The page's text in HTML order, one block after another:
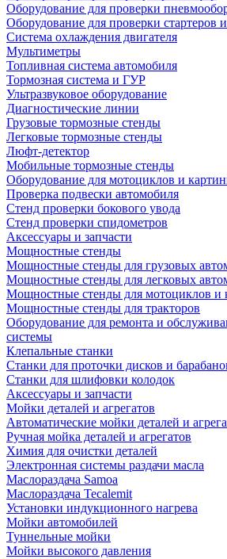
Оборудование для проверки
Оборудование для проверки стартеров
Система охлаждения двигателя
Мультиметры
Топливная система автомобиля
Тормозная система и ГУР
Ультразвуковое оборудование
Диагностические линии
Грузовые тормозные стенды
Легковые тормозные стенды
Люфт-детектор
Мобильные тормозные стенды
Оборудование для мотоциклов и
Проверка подвески автомобиля
Стенд проверки бокового увода
Стенд проверки спидометров
Аксессуары и запчасти
Мощностные стенды
Мощностные стенды для грузовых
Мощностные стенды для легковых
Мощностные стенды для мотоциклов и
Мощностные стенды для тракторов
Оборудование для ремонта и
системы
Клепальные станки
Станки для проточки дисков и
Станки для шлифовки колодок
Аксессуары и запчасти
Мойки деталей и агрегатов
Автоматические мойки деталей и
Ручная мойка деталей и агрегатов
Химия для очистки деталей
Электронная системы раздачи масла
Маслораздача Samoa
Маслораздача Tecalemit
Установки индукционного нагрева
Мойки автомобилей
Туннельные мойки
Мойки высокого давления